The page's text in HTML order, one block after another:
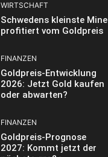
WIRTSCHAFT
Schwedens kleinste Mine
profitiert vom Goldpreis
FINANZEN
Goldpreis-Entwicklung
2026: Jetzt Gold kaufen
oder abwarten?
FINANZEN
Goldpreis-Prognose
2027: Kommt jetzt der